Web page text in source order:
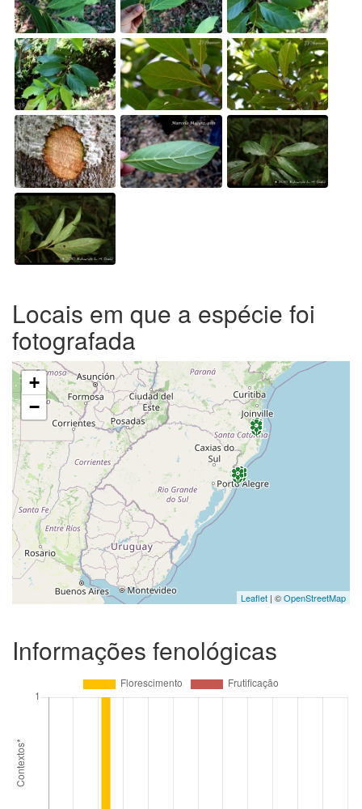
Locais em que a espécie foi
fotografada
+
−
Leaflet | ©OpenStreetMap
Informações fenológicas